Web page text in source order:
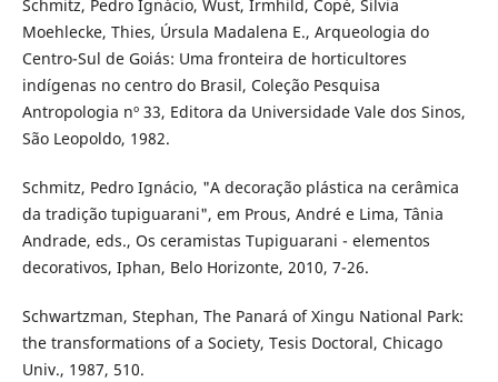
Schmitz, Pedro Ignácio, Wust, Irmhild, Copé, Silvia
Moehlecke, Thies, Úrsula Madalena E., Arqueologia do
Centro-Sul de Goiás: Uma fronteira de horticultores
indígenas no centro do Brasil, Coleção Pesquisa
Antropologia nº 33, Editora da Universidade Vale dos Sinos,
São Leopoldo, 1982.
Schmitz, Pedro Ignácio, "A decoração plástica na cerâmica
da tradição tupiguarani", em Prous, André e Lima, Tânia
Andrade, eds., Os ceramistas Tupiguarani - elementos
decorativos, Iphan, Belo Horizonte, 2010, 7-26.
Schwartzman, Stephan, The Panará of Xingu National Park:
the transformations of a Society, Tesis Doctoral, Chicago
Univ., 1987, 510.